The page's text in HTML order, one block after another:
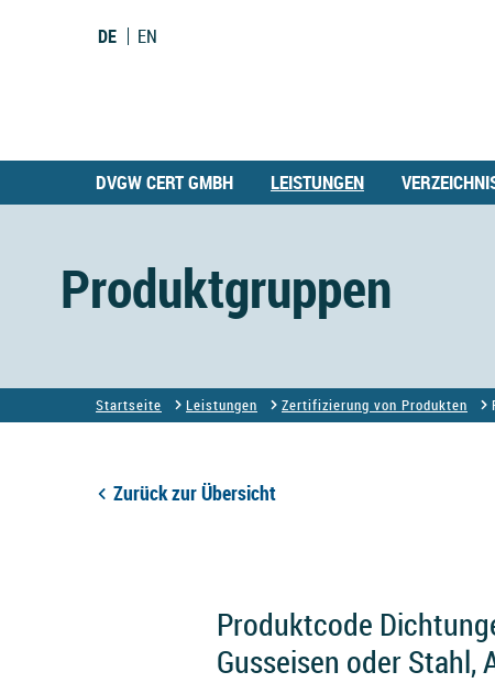
DE EN
DVGW CERT GMBH LEISTUNGEN
Produktgruppen
Startseite Leistungen Zertifizierung von Produkten
Zurück zur Übersicht
Produktcode
Gusseisen oder